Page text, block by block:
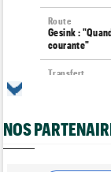
Route
Gesink :
courante"
Transfert
Transfert
Lotto-
NOS